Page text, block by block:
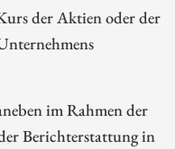
der Aktien oder der
im Rahmen der
Berichterstattung in